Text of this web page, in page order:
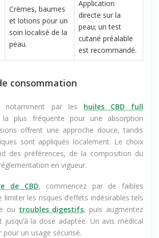
Crèmes, baumes
et lotions pour un
soin localisé de la
Application
directe sur la
peau; un test
cutané préalable
est recommandé.
notamment par leshuiles CBD full
plus fréquente pour une absorption
offrent une approche douce, tandis
sont appliqués localement. Le choix
des préférences, de la composition du
de CBD , commencez par de faibles
limiter les risques d’effets indésirables tels
outroubles digestifs, puis augmentez
jusqu’à la dose adaptée. Un avis médical